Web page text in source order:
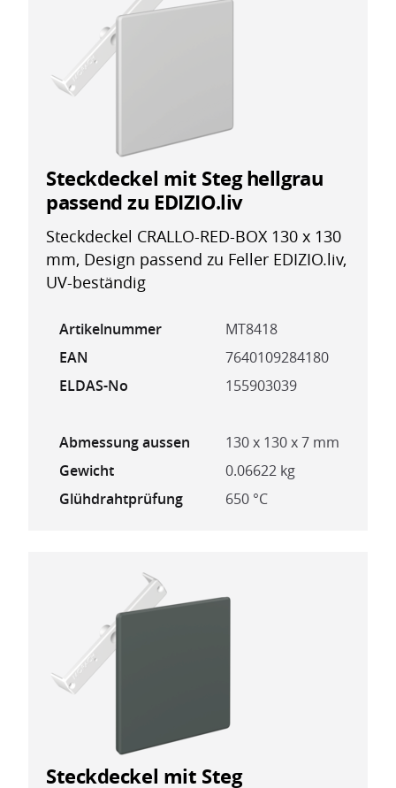
Steckdeckel mit Steg hellgrau
passend zu EDIZIO.liv
Steckdeckel CRALLO-RED-BOX 130 x 130
mm, Design passend zu Feller EDIZIO.liv,
UV-beständig
Artikelnummer
MT8418
EAN
7640109284180
ELDAS-No
155903039
Abmessung aussen
130 x 130 x 7 mm
Gewicht
0.06622 kg
Glühdrahtprüfung
650 °C
Steckdeckel mit Steg